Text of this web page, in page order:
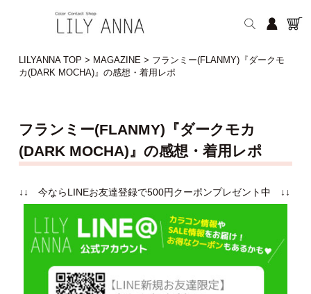
LILYANNA TOP > MAGAZINE> フランミー(FLANMY)『ダークモ
カ(DARK MOCHA)』の感想・着用レポ
フランミー(FLANMY)『ダークモカ
(DARK MOCHA)』の感想・着用レポ
↓↓ 今ならLINEお友達登録で500円クーポンプレゼント中 ↓↓